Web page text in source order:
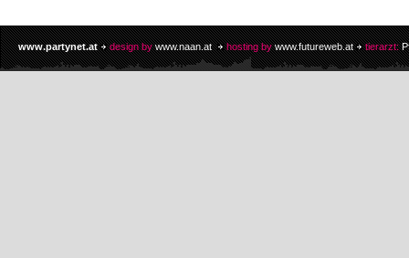
www.partynet.at design by www.naan.at hosting by www.futureweb.at tierarzt: